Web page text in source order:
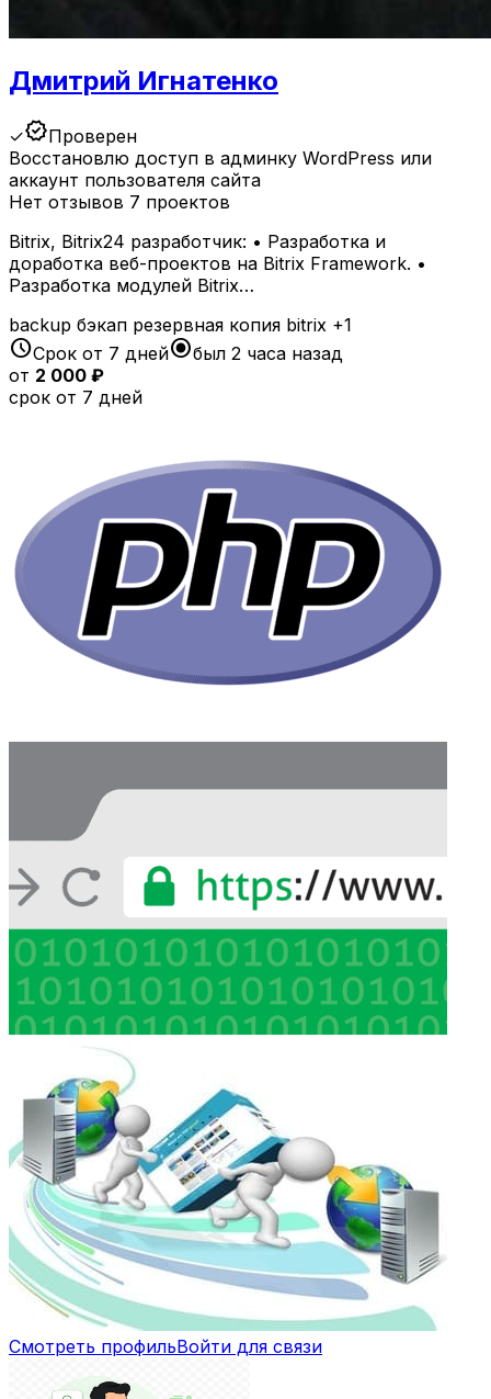
Дмитрий Игнатенко
✓verifiedПроверен
Восстановлю доступ в админку WordPress или
аккаунт пользователя сайта
Нет отзывов 7 проектов
Bitrix, Bitrix24 разработчик: • Разработка и
доработка веб-проектов на Bitrix Framework. •
Разработка модулей Bitrix…
backup бэкап резервная копия bitrix +1
scheduleСрок от 7 днейradio_button_checkedбыл 2 часа назад
от 2 000 ₽
срок от 7 дней
Смотреть профильВойти для связи